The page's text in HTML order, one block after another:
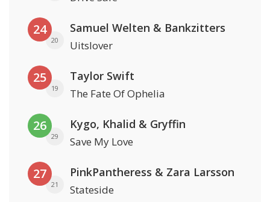
24
20
Samuel Welten & Bankzitters
Uitslover
25
19
Taylor Swift
The Fate Of Ophelia
26
29
Kygo, Khalid & Gryffin
Save My Love
27
21
PinkPantheress & Zara Larsson
Stateside